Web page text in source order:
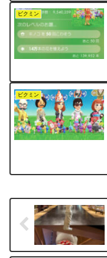
ピクミン
ピクミン